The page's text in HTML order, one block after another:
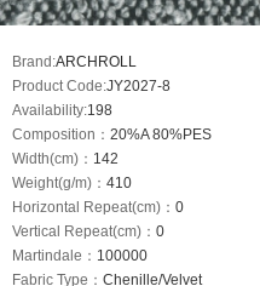
Brand:ARCHROLL
Product Code:JY2027-8
Availability:198
Composition： 20%A 80%PES
Width(cm)： 142
Weight(g/m)： 410
Horizontal Repeat(cm)： 0
Vertical Repeat(cm)： 0
Martindale： 100000
Fabric Type： Chenille/Velvet